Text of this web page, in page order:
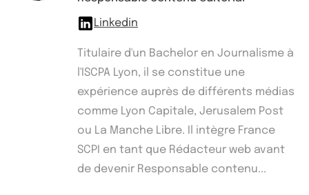
Linkedin
Titulaire d'un Bachelor en Journalisme à
l'ISCPA Lyon, il se constitue une
expérience auprès de différents médias
comme Lyon Capitale, Jerusalem Post
ou La Manche Libre. Il intègre France
SCPI en tant que Rédacteur web avant
de devenir Responsable contenu...